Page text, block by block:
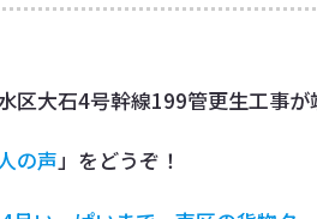
区大石4号幹線199管更生工事
の声」をどうぞ！